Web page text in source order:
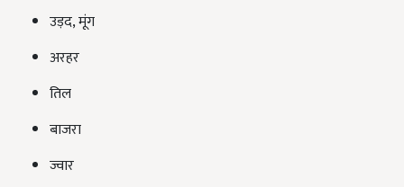
उड़द, मूंग
अरहर
तिल
बाजरा
ज्वार